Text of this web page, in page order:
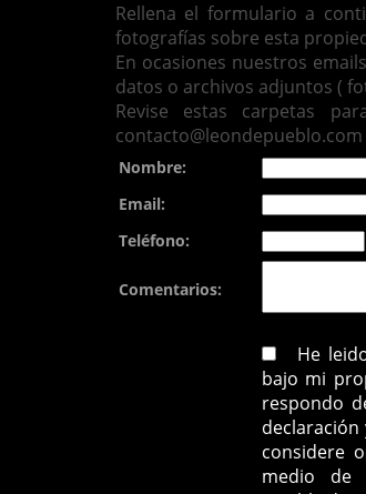
Rellena el formulario a
fotografías sobre esta
En ocasiones nuestros
datos o archivos adjuntos (
Revise estas carpetas
Nombre:
Email:
Teléfono:
Comentarios:
He leido
bajo mi
respondo
considere
medio de